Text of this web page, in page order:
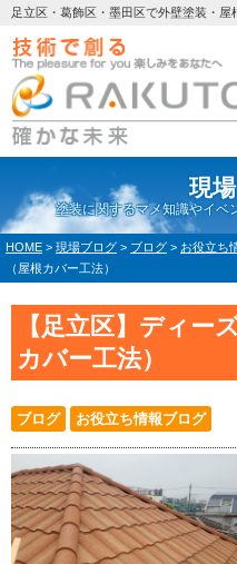
足立区・葛飾区・墨田区で外壁塗装・
現
塗装に関するマメ知識やイベ
HOME > 現場ブログ > ブログ > お役立ち
（屋根カバー工法）
【足立区】ディー
カバー工法）
ブログ お役立ち情報ブログ